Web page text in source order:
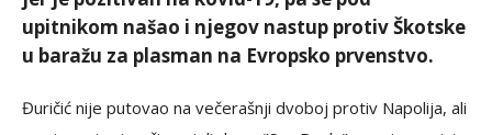
upitnikom našao i njegov nastup protiv Škotske
u baražu za plasman na Evropsko prvenstvo.
Đuričić nije putovao na večerašnji dvoboj protiv Napolija, ali